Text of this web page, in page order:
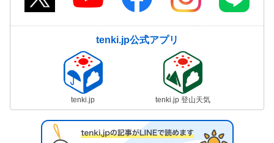
tenki.jp公式アプリ
tenki.jp tenki.jp 登山天気